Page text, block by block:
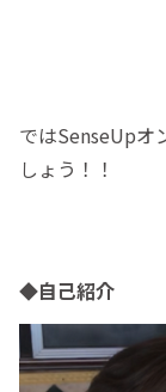
ではSenseUpオ
しょう！！
◆自己紹介